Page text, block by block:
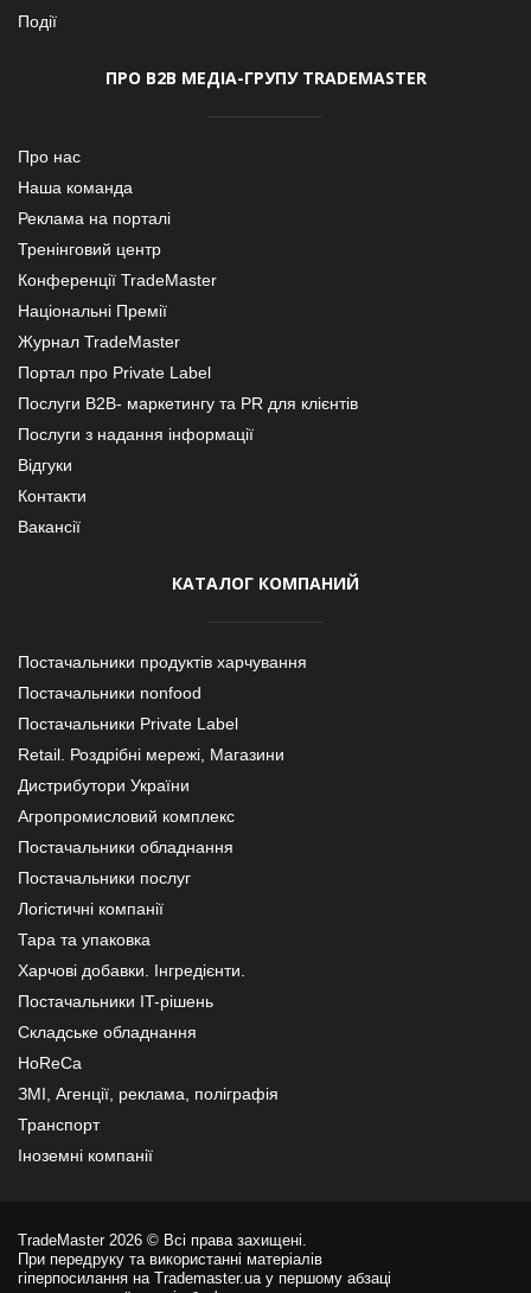
Події
ПРО В2В МЕДІА-ГРУПУ TRADEMASTER
Про нас
Наша команда
Реклама на порталі
Тренінговий центр
Конференції TradeMaster
Національні Премії
Журнал TradeMaster
Портал про Private Label
Послуги В2В- маркетингу та PR для клієнтів
Послуги з надання інформації
Відгуки
Контакти
Вакансії
КАТАЛОГ КОМПАНИЙ
Постачальники продуктів харчування
Постачальники nonfood
Постачальники Private Label
Retail. Роздрібні мережі, Магазини
Дистрибутори України
Агропромисловий комплекс
Постачальники обладнання
Постачальники послуг
Логістичні компанії
Тара та упаковка
Харчові добавки. Інгредієнти.
Постачальники IT-рішень
Складське обладнання
HoReCa
ЗМІ, Агенції, реклама, поліграфія
Транспорт
Іноземні компанії
TradeMaster 2026 © Всі права захищені.
При передруку та використанні матеріалів
гіперпосилання на Trademaster.ua у першому абзаці